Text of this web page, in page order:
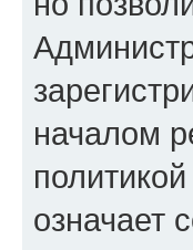
началом
означает